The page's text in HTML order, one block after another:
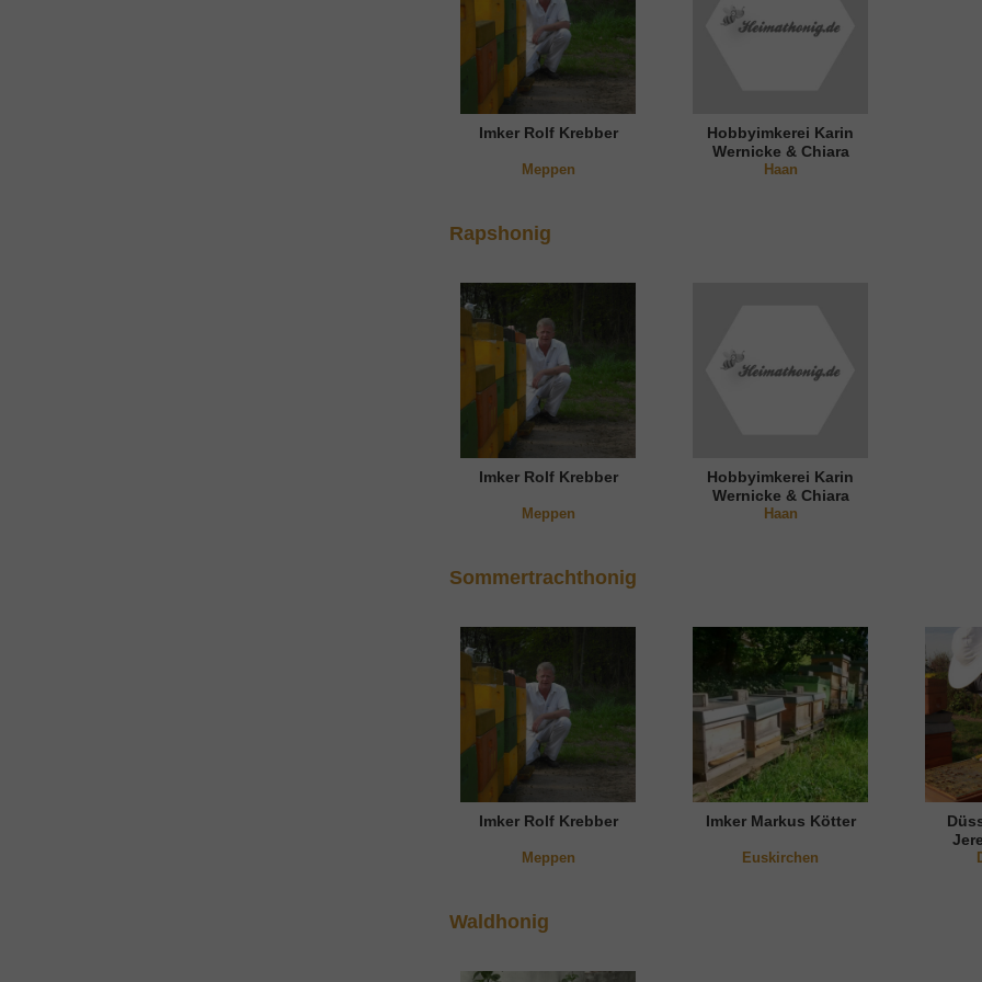
Imker Rolf Krebber
Meppen
Hobbyimkerei Karin
Wernicke & Chiara
Nguyen
Haan
Rapshonig
Imker Rolf Krebber
Meppen
Hobbyimkerei Karin
Wernicke & Chiara
Nguyen
Haan
Sommertrachthonig
Imker Rolf Krebber
Meppen
Imker Markus Kötter
Euskirchen
Waldhonig